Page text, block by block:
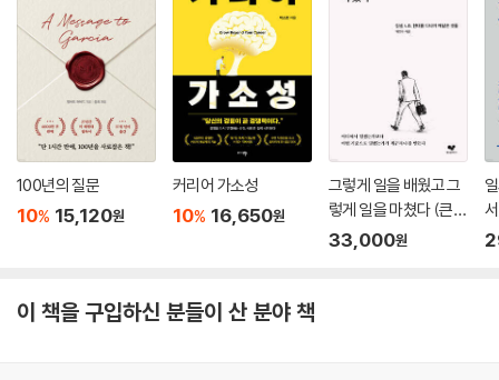
100년의 질문
10% 15,120원
커리어 가소성
10% 16,650원
그렇게 일을 배웠고 그
렇게 일을 마쳤다 (큰글
자도서)
33,000원
이 책을 구입하신 분들이 산 분야 책